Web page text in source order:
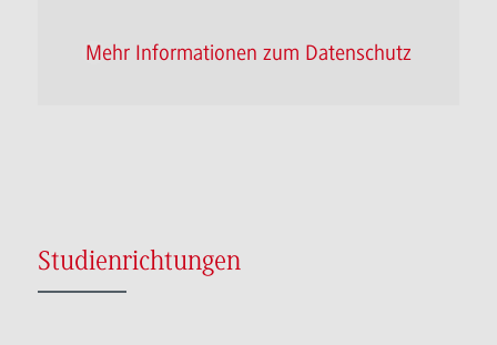
Mehr Informationen zum Datenschutz
Studienrichtungen